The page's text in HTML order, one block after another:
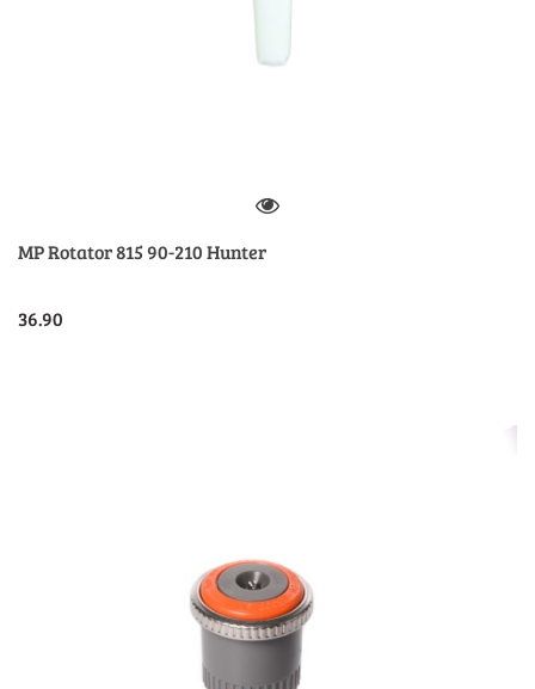
MP Rotator 815 90-210 Hunter
36.90